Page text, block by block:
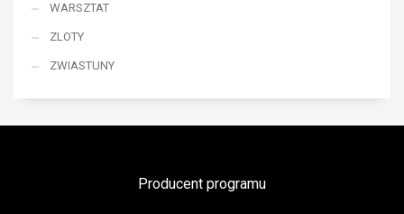
WARSZTAT
ZLOTY
ZWIASTUNY
Producent programu